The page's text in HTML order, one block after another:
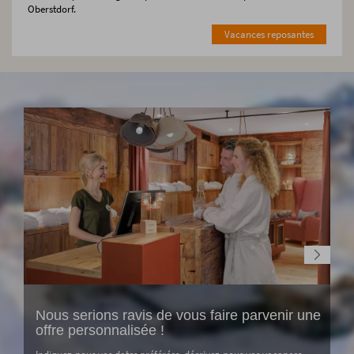
Oberstdorf.
Vacances reposantes
Nous serions ravis de vous faire parvenir une
offre personnalisée !